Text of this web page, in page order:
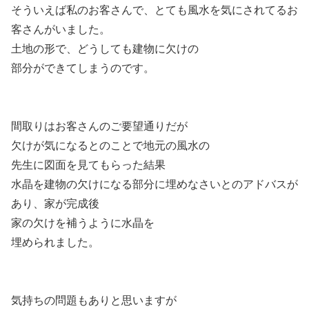
そういえば私のお客さんで、とても風水を気にされてるお
客さんがいました。
土地の形で、どうしても建物に欠けの
部分ができてしまうのです。
間取りはお客さんのご要望通りだが
欠けが気になるとのことで地元の風水の
先生に図面を見てもらった結果
水晶を建物の欠けになる部分に埋めなさいとのアドバスが
あり、家が完成後
家の欠けを補うように水晶を
埋められました。
気持ちの問題もありと思いますが